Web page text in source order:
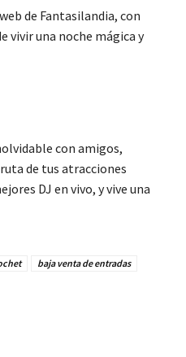
de Fantasilandia, con
vivir una noche mágica y
con amigos,
de tus atracciones
DJ en vivo, y vive una
baja venta de entradas